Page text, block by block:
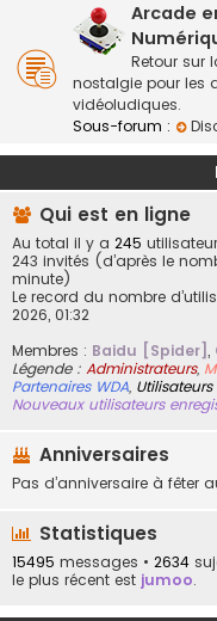
Arcade
Retour sur
nostalgie pour les
vidéoludiques.
Sous-forum :
Qui est en ligne
Au total il y a 245
243 invités (d’après le
minute)
Le record du nombre
2026, 01:32
Membres : Baidu [Spider],
Légende : Administrateurs,
Partenaires WDA,
Nouveaux utilisateurs
Anniversaires
Pas d’anniversaire à fêter
Statistiques
15495 messages • 2634
le plus récent est jumoo.